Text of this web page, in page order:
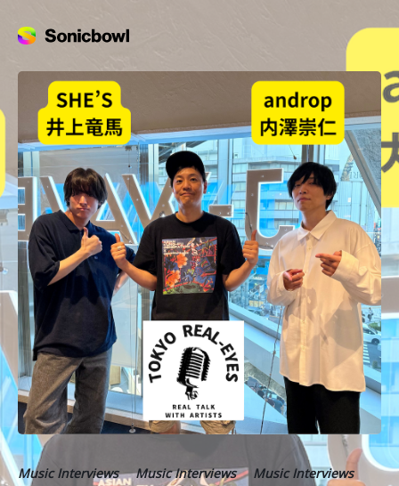
Music Interviews Music Interviews Music Interviews